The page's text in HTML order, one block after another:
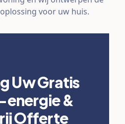
voor uw huis.
Uw Gratis
energie &
Offerte